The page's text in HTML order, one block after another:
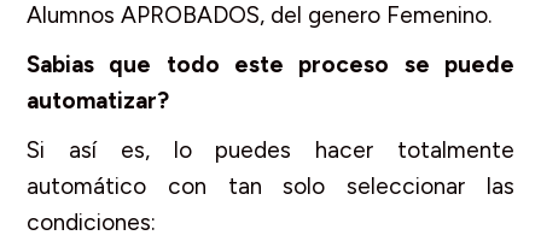
Alumnos APROBADOS, del genero Femenino.
Sabias que todo este proceso se puede
automatizar?
Si así es, lo puedes hacer totalmente
automático con tan solo seleccionar las
condiciones: